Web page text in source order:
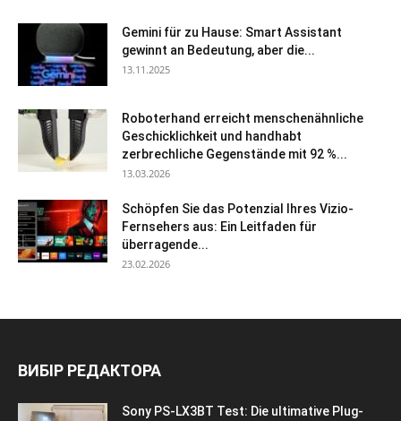
Gemini für zu Hause: Smart Assistant
gewinnt an Bedeutung, aber die...
13.11.2025
Roboterhand erreicht menschenähnliche
Geschicklichkeit und handhabt
zerbrechliche Gegenstände mit 92 %...
13.03.2026
Schöpfen Sie das Potenzial Ihres Vizio-
Fernsehers aus: Ein Leitfaden für
überragende...
23.02.2026
ВИБІР РЕДАКТОРА
Sony PS-LX3BT Test: Die ultimative Plug-